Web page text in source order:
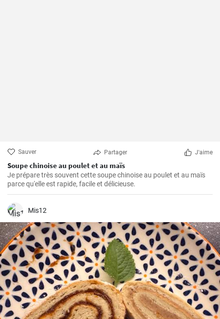
Sauver Partager J'aime
Soupe chinoise au poulet et au maïs
Je prépare très souvent cette soupe chinoise au poulet et au maïs
parce qu'elle est rapide, facile et délicieuse.
Mis12